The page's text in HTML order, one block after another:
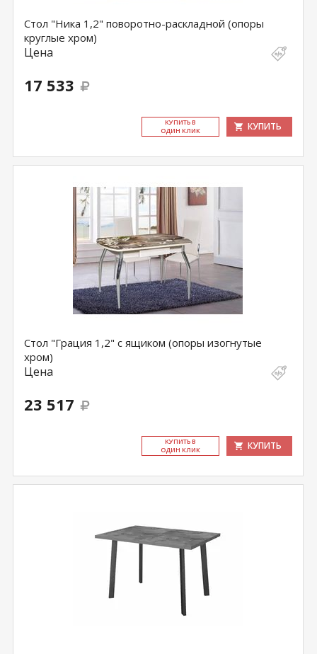
Стол "Ника 1,2" поворотно-раскладной (опоры
круглые хром)
Цена
17 533
КУ­ПИТЬ В
ОДИН КЛИК
КУПИТЬ
Стол "Грация 1,2" с ящиком (опоры изогнутые
хром)
Цена
23 517
КУ­ПИТЬ В
ОДИН КЛИК
КУПИТЬ